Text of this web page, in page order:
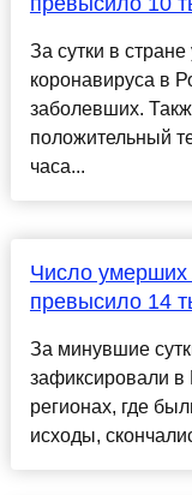
За сутки в
коронавируса в
заболевших.
положительный
часа...
Число умерших
превысило 14
За минувшие
зафиксировали
регионах, где
исходы,